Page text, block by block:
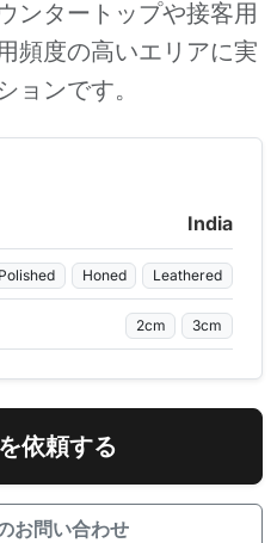
ンタートップや接客用
頻度の高いエリアに実
ョンです。
India
Polished Honed Leathered
2cm 3cm
依頼する
お問い合わせ